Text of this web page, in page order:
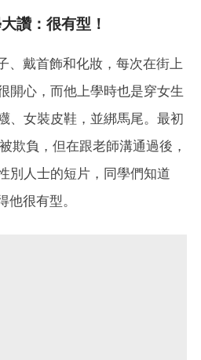
讚：很有型！
、戴首飾和化妝，每次在街上
開心，而他上學時也是穿女生
、女裝皮鞋，並綁馬尾。最初
欺負，但在跟老師溝通過後，
別人士的短片，同學們知道
很有型。